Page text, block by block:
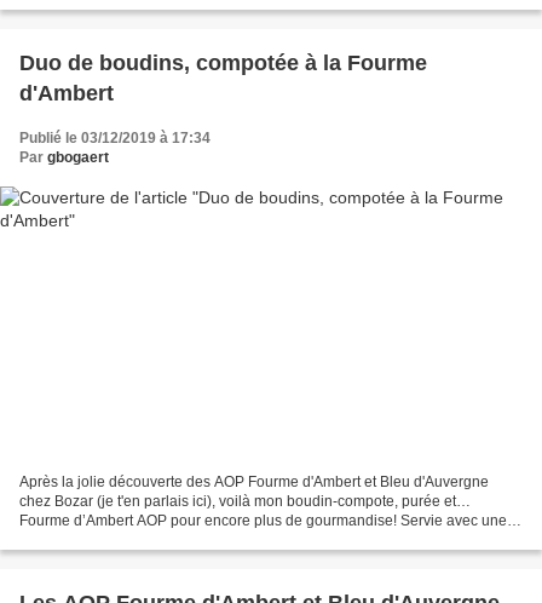
Duo de boudins, compotée à la Fourme
d'Ambert
Publié le 03/12/2019 à 17:34
Par gbogaert
Après la jolie découverte des AOP Fourme d'Ambert et Bleu d'Auvergne
chez Bozar (je t'en parlais ici), voilà mon boudin-compote, purée et…
Fourme d’Ambert AOP pour encore plus de gourmandise! Servie avec une